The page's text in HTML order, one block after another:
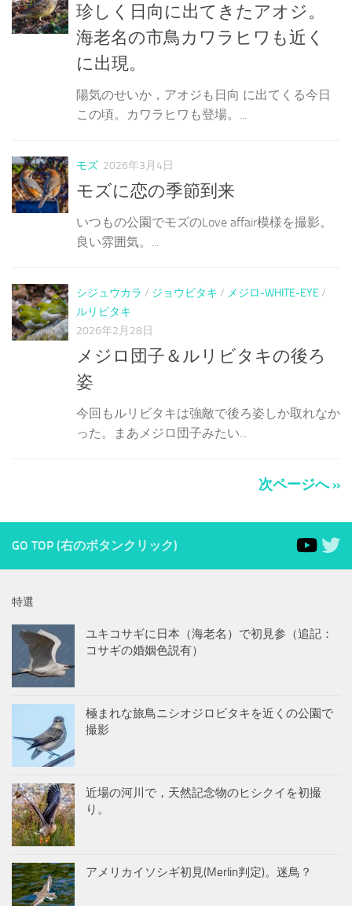
珍しく日向に出てきたアオジ。
海老名の市鳥カワラヒワも近く
に出現。
陽気のせいか，アオジも日向 に出てくる今日
この頃。カワラヒワも登場。...
モズ 2026年3月4日
モズに恋の季節到来
いつもの公園でモズのLove affair模様を撮影。
良い雰囲気。...
シジュウカラ / ジョウビタキ / メジロ-WHITE-EYE /
ルリビタキ
2026年2月28日
メジロ団子＆ルリビタキの後ろ
姿
今回もルリビタキは強敵で後ろ姿しか取れなか
った。まあメジロ団子みたい...
次ページへ »
GO TOP (右のボタンクリック)
特選
ユキコサギに日本（海老名）で初見参（追記：
コサギの婚姻色説有）
極まれな旅鳥ニシオジロビタキを近くの公園で
撮影
近場の河川で，天然記念物のヒシクイを初撮
り。
アメリカイソシギ初見(Merlin判定)。迷鳥？